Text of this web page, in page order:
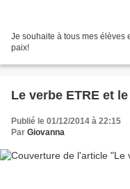
Je souhaite à tous mes élèves
paix!
Le verbe ETRE et
Publié le 01/12/2014 à 22:15
Par Giovanna